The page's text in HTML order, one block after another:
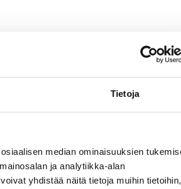
Tietoja
median ominaisuuksien
ja analytiikka-alan
yhdistää näitä tietoja muihin